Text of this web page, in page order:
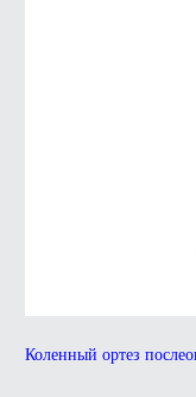
Коленный ортез